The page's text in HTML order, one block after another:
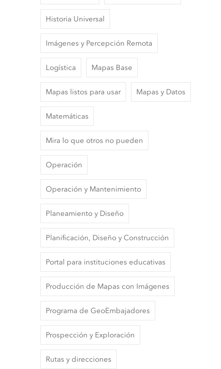
Historia Universal
Imágenes y Percepción Remota
Logística Mapas Base
Mapas listos para usar Mapas y Datos
Matemáticas
Mira lo que otros no pueden
Operación
Operación y Mantenimiento
Planeamiento y Diseño
Planificación, Diseño y Construcción
Portal para instituciones educativas
Producción de Mapas con Imágenes
Programa de GeoEmbajadores
Prospección y Exploración
Rutas y direcciones